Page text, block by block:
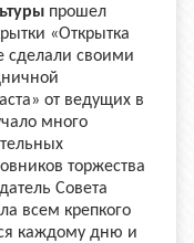
прошел
«Открытка
сделали своими
от ведущих в
много
торжества
Совета
всем крепкого
каждому дню и